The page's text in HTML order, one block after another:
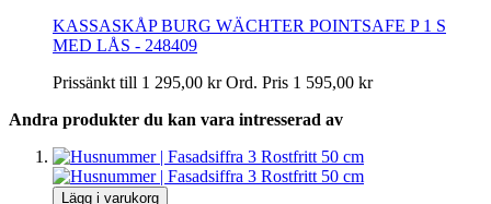
KASSASKÅP BURG WÄCHTER POINTSAFE P 1 S
MED LÅS - 248409
Prissänkt till 1 295,00 kr Ord. Pris 1 595,00 kr
Andra produkter du kan vara intresserad av
Lägg i varukorg